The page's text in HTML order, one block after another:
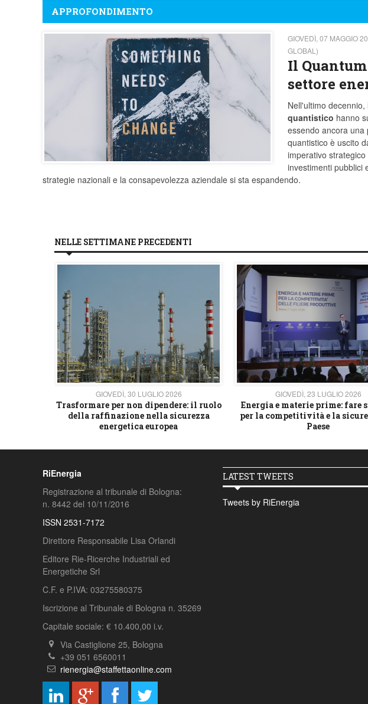
APPROFONDIMENTO
GIOVEDÌ, 07 MAGGIO
GLOBAL)
Il
settore
Nell'ultimo decennio,
quantistico hanno
essendo ancora una
quantistico è uscito
imperativo
investimenti pubblici
strategie nazionali e la consapevolezza aziendale si sta espandendo.
NELLE SETTIMANE PRECEDENTI
GIOVEDÌ, 30 LUGLIO 2026
Trasformare per non dipendere: il ruolo
della raffinazione nella sicurezza
energetica europea
GIOVEDÌ, 23 LUGLIO 2026
Energia e materie prime: fare
per la competitività e la
Paese
RiEnergia
Registrazione al tribunale di Bologna:
n. 8442 del 10/11/2016
ISSN 2531-7172
Direttore Responsabile Lisa Orlandi
Editore Rie-Ricerche Industriali ed
Energetiche Srl
C.F. e P.IVA: 03275580375
Iscrizione al Tribunale di Bologna n. 35269
Capitale sociale: € 10.400,00 i.v.
Via Castiglione 25, Bologna
+39 051 6560011
rienergia@staffettaonline.com
LATEST TWEETS
Tweets by RiEnergia